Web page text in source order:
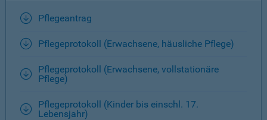
Pflegeantrag
Pflegeprotokoll (Erwachsene, häusliche Pflege)
Pflegeprotokoll (Erwachsene, vollstationäre
Pflege)
Pflegeprotokoll (Kinder bis einschl. 17.
Lebensjahr)